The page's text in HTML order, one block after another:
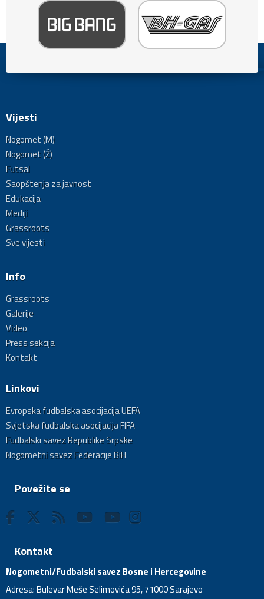
Vijesti
Nogomet (M)
Nogomet (Ž)
Futsal
Saopštenja za javnost
Edukacija
Mediji
Grassroots
Sve vijesti
Info
Grassroots
Galerije
Video
Press sekcija
Kontakt
Linkovi
Evropska fudbalska asocijacija UEFA
Svjetska fudbalska asocijacija FIFA
Fudbalski savez Republike Srpske
Nogometni savez Federacije BiH
Povežite se
Kontakt
Nogometni/Fudbalski savez Bosne i Hercegovine
Adresa: Bulevar Meše Selimovića 95, 71000 Sarajevo